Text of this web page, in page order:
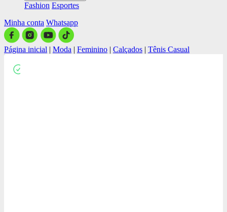
Fashion Esportes
Minha conta Whatsapp
Página inicial | Moda | Feminino | Calçados | Tênis Casual